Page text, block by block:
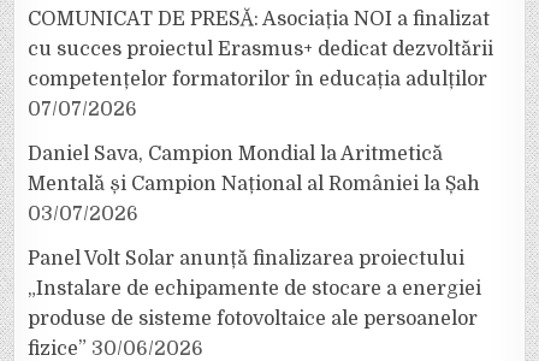
COMUNICAT DE PRESĂ: Asociația NOI a finalizat
cu succes proiectul Erasmus+ dedicat dezvoltării
competențelor formatorilor în educația adulților
07/07/2026
Daniel Sava, Campion Mondial la Aritmetică
Mentală și Campion Național al României la Șah
03/07/2026
Panel Volt Solar anunță finalizarea proiectului
„Instalare de echipamente de stocare a energiei
produse de sisteme fotovoltaice ale persoanelor
fizice” 30/06/2026